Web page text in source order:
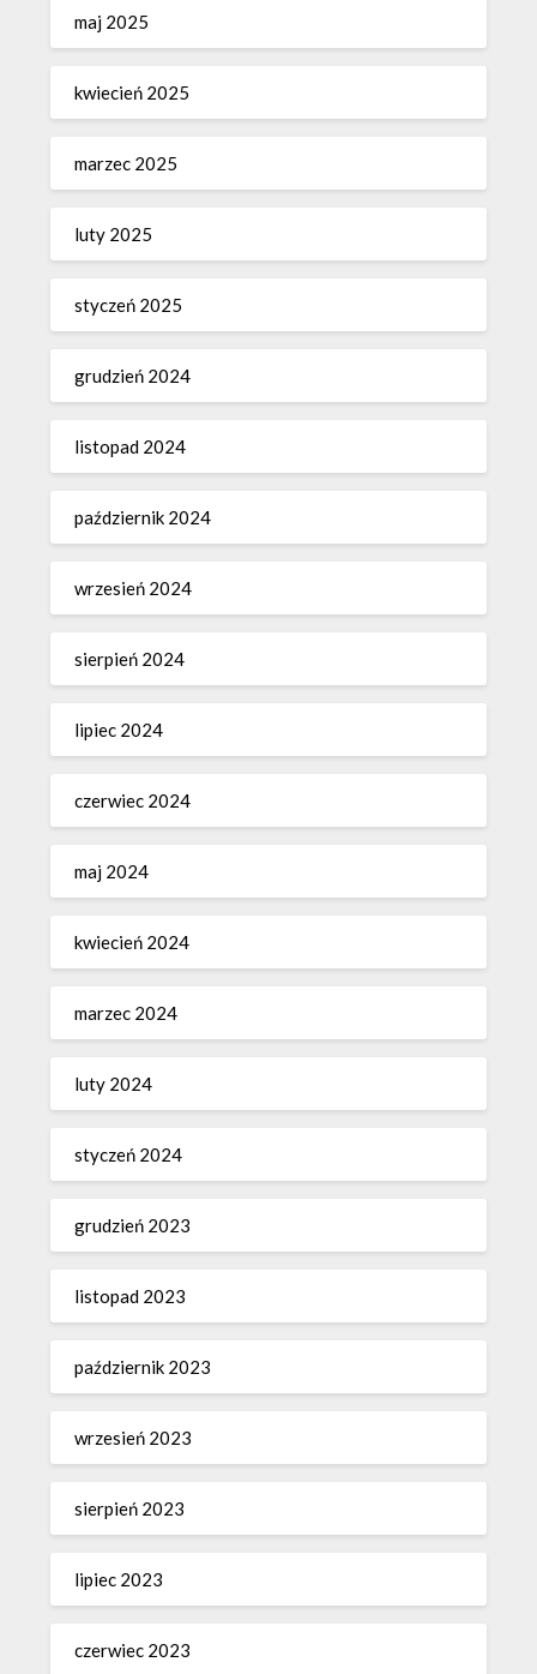
maj 2025
kwiecień 2025
marzec 2025
luty 2025
styczeń 2025
grudzień 2024
listopad 2024
październik 2024
wrzesień 2024
sierpień 2024
lipiec 2024
czerwiec 2024
maj 2024
kwiecień 2024
marzec 2024
luty 2024
styczeń 2024
grudzień 2023
listopad 2023
październik 2023
wrzesień 2023
sierpień 2023
lipiec 2023
czerwiec 2023